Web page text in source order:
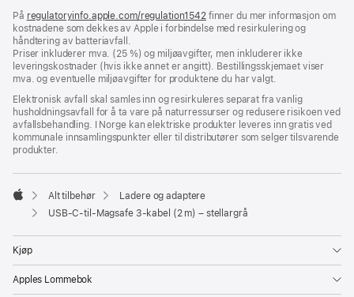
nytt
vindu)
På regulatoryinfo.apple.com/regulation1542(åpnes
i
vindu)
finner du mer informasjon om
kostnadene som dekkes av Apple i forbindelse med resirkulering og
håndtering av batteriavfall.
Priser inkluderer mva. (25 %) og miljøavgifter, men inkluderer ikke
leveringskostnader (hvis ikke annet er angitt). Bestillingsskjemaet viser
mva. og eventuelle miljøavgifter for produktene du har valgt.
Elektronisk avfall skal samles inn og resirkuleres separat fra vanlig
husholdningsavfall for å ta vare på naturressurser og redusere risikoen ved
avfallsbehandling. I Norge kan elektriske produkter leveres inn gratis ved
kommunale innsamlingspunkter eller til distributører som selger tilsvarende
produkter.
Apple
Alt tilbehør
Ladere og adaptere
USB-C-til-Magsafe 3-kabel (2 m) – stellargrå
Kjøp
Apples Lommebok